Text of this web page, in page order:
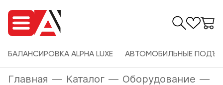
БАЛАНСИРОВКА ALPHA LUXE АВТОМОБИЛЬНЫЕ
Главная — Каталог — Оборудование —